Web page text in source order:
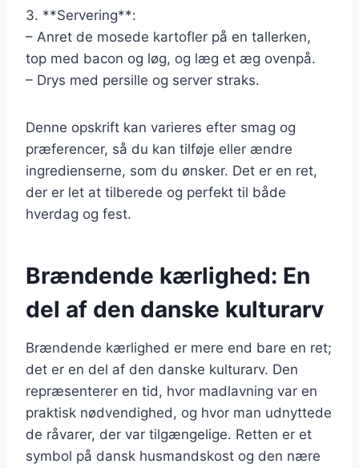
3. **Servering**:
– Anret de mosede kartofler på en tallerken,
top med bacon og løg, og læg et æg ovenpå.
– Drys med persille og server straks.
Denne opskrift kan varieres efter smag og
præferencer, så du kan tilføje eller ændre
ingredienserne, som du ønsker. Det er en ret,
der er let at tilberede og perfekt til både
hverdag og fest.
Brændende kærlighed: En
del af den danske kulturarv
Brændende kærlighed er mere end bare en ret;
det er en del af den danske kulturarv. Den
repræsenterer en tid, hvor madlavning var en
praktisk nødvendighed, og hvor man udnyttede
de råvarer, der var tilgængelige. Retten er et
symbol på dansk husmandskost og den nære